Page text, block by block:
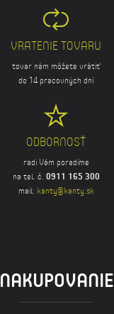
VRATENIE TOVARU
tovar nám môžete vrátiť
do 14 pracovných dní
ODBORNOSŤ
radi Vám poradíme
na tel. č. 0911 165 300
mail: kanty@kanty.sk
NAKUPOVANIE